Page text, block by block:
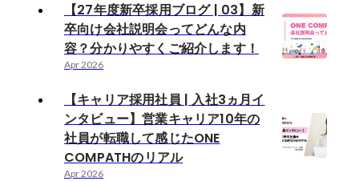
【27年度新卒採用ブログ | 03】新
卒向け会社説明会ってどんな内
容？分かりやすくご紹介します！
Apr 2026
【キャリア採用社員 | 入社3ヵ月イ
ンタビュー】営業キャリア10年の
社員が転職して感じたONE
COMPATHのリアル
Apr 2026